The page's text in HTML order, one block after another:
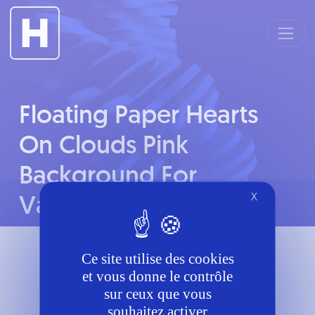
Floating Paper Hearts
On Clouds Pink
Background For
Valentines D
Contacts
Téléphone
6058276870
Panneau de gestion des cookies
X
Ce site utilise des cookies
et vous donne le contrôle
sur ceux que vous
souhaitez activer